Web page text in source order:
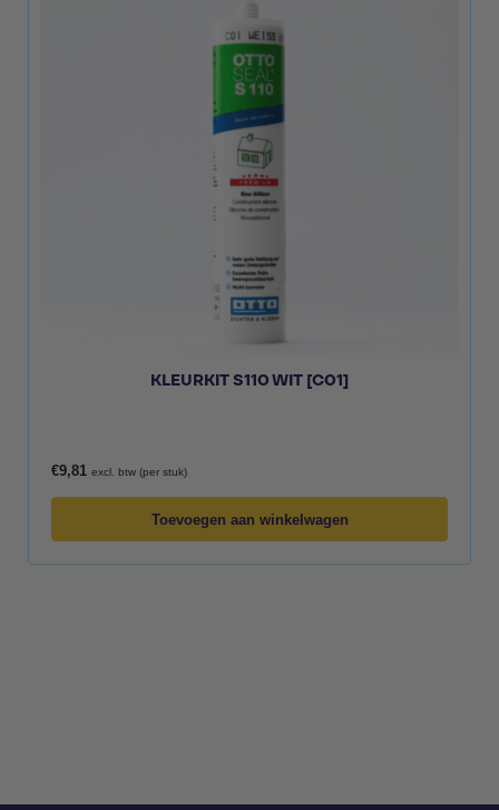
KLEURKIT S110 WIT [C01]
€9,81 excl. btw (per stuk)
Toevoegen aan winkelwagen